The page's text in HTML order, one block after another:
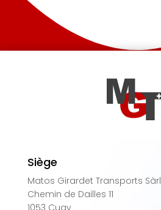
Siège
Matos Girardet Transports Sàrl
Chemin de Dailles 11